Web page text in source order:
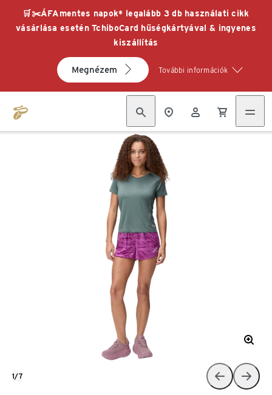
🛒✂️ÁFAmentes napok* legalább 3 db használati cikk
vásárlása esetén TchiboCard hűségkártyával & ingyenes
kiszállítás
Megnézem További információk
1/7